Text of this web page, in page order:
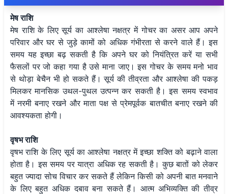
मेष राशि
मेष राशि के लिए सूर्य का आश्लेषा नक्षत्र में गोचर का असर आप अपने
परिवार और घर से जुड़े कामों को अधिक गंभीरता से करने वाले हैं। इस
समय यह इच्छा बढ़ सकती है कि अपने घर को नियंत्रित करें या सभी
फैसलों पर जो कहा गया है उसे माना जाए। इस गोचर के समय मनो भाव
से थोड़ा बेचैन भी हो सकते हैं। सूर्य की तीव्रता और आश्लेषा की पकड़
मिलकर मानसिक उथल-पुथल उत्पन्न कर सकती है। इस समय स्वभाव
में नरमी बनाए रखने और माता पक्ष से प्रेमपूर्वक बातचीत बनाए रखने की
आवश्यकता होगी।
वृषभ राशि
वृषभ राशि के लिए सूर्य का आश्लेषा नक्षत्र में इच्छा शक्ति को बढ़ाने वाला
होता है। इस समय पर यात्रा अधिक रह सकती है। कुछ बातों को लेकर
बहुत ज्यादा सोच विचार कर सकते हैं लेकिन किसी को अपनी बात मनवाने
के लिए बहुत अधिक दबाव बना सकते हैं। आत्म अभिव्यक्ति की तीव्र